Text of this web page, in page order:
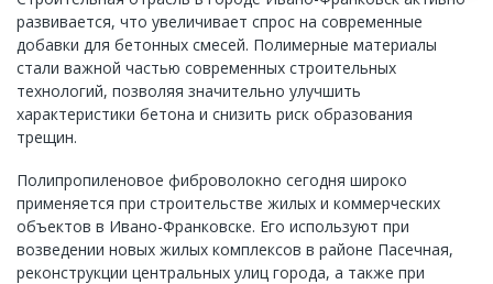
развивается, что увеличивает спрос на современные
добавки для бетонных смесей. Полимерные материалы
стали важной частью современных строительных
технологий, позволяя значительно улучшить
характеристики бетона и снизить риск образования
трещин.
Полипропиленовое фиброволокно сегодня широко
применяется при строительстве жилых и коммерческих
объектов в Ивано-Франковске. Его используют при
возведении новых жилых комплексов в районе Пасечная,
реконструкции центральных улиц города, а также при